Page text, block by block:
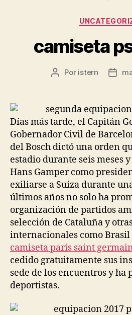
camiseta
Autor
entrada
Por istern
Días más tarde, el Capitán
Gobernador Civil de
del Bosch dictó una orden
estadio durante seis meses
Hans Gamper como
exiliarse a Suiza durante
últimos años no solo ha
organización de partidos
selección de Cataluña y
internacionales como
camiseta paris saint
cedido gratuitamente sus
sede de los encuentros y ha
deportistas.